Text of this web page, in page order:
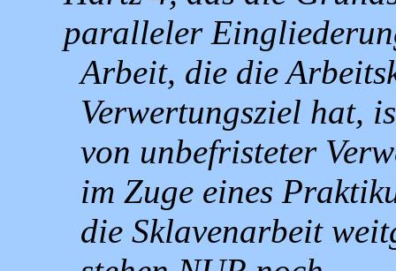
paralleler
Arbeit, die die
Verwertungsziel hat,
von unbefristeter
im Zuge eines
die Sklavenarbeit